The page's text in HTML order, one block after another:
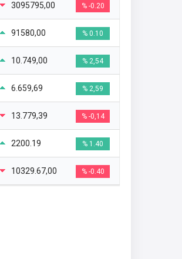
3095795,00 % -0.20
91580,00 % 0.10
10.749,00 % 2,54
6.659,69 % 2,59
13.779,39 % -0,14
2200.19 % 1.40
10329.67,00 % -0.40